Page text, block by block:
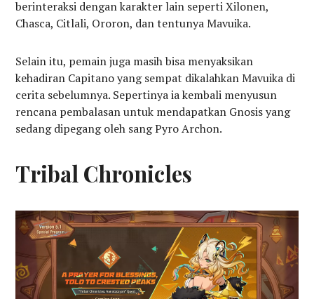
berinteraksi dengan karakter lain seperti Xilonen,
Chasca, Citlali, Ororon, dan tentunya Mavuika.
Selain itu, pemain juga masih bisa menyaksikan
kehadiran Capitano yang sempat dikalahkan Mavuika di
cerita sebelumnya. Sepertinya ia kembali menyusun
rencana pembalasan untuk mendapatkan Gnosis yang
sedang dipegang oleh sang Pyro Archon.
Tribal Chronicles